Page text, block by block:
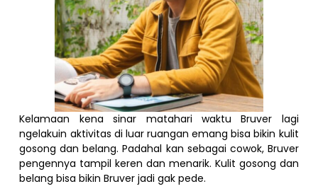
Kelamaan kena sinar matahari waktu Bruver lagi
ngelakuin aktivitas di luar ruangan emang bisa bikin kulit
gosong dan belang. Padahal kan sebagai cowok, Bruver
pengennya tampil keren dan menarik. Kulit gosong dan
belang bisa bikin Bruver jadi gak pede.